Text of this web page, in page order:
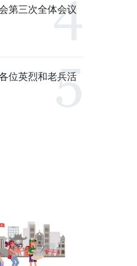
第三次全体会议
位英烈和老兵活